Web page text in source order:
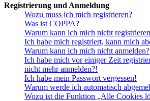
Registrierung und Anmeldung
Wozu muss ich mich registrieren?
Was ist COPPA?
Warum kann ich mich nicht
Ich habe mich registriert, kann mich
Warum kann ich mich nicht anmelden?
Ich habe mich vor einiger Zeit
nicht mehr anmelden?!
Ich habe mein Passwort vergessen!
Warum werde ich automatisch
Wozu ist die Funktion „Alle Cookies